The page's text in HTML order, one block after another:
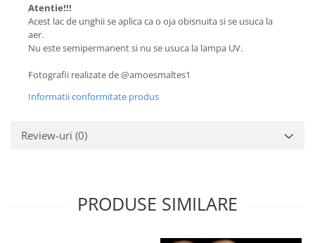
Atentie!!!
Acest lac de unghii se aplica ca o oja obisnuita si se usuca la
aer.
Nu este semipermanent si nu se usuca la lampa UV.
Fotografii realizate de @amoesmaltes1
Informatii conformitate produs
Review-uri (0)
PRODUSE SIMILARE